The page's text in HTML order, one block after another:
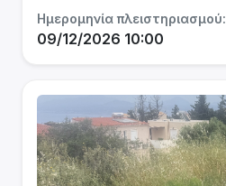
Ημερομηνία πλειστηριασμού:
09/12/2026 10:00